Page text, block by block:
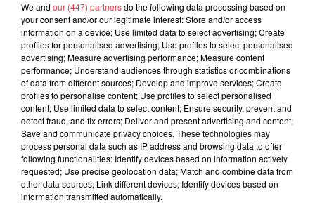
We and our (447) partnersdo the following data processing based on
your consent and/or our legitimate interest: Store and/or access
information on a device; Use limited data to select advertising; Create
profiles for personalised advertising; Use profiles to select personalised
advertising; Measure advertising performance; Measure content
performance; Understand audiences through statistics or combinations
of data from different sources; Develop and improve services; Create
profiles to personalise content; Use profiles to select personalised
content; Use limited data to select content; Ensure security, prevent and
detect fraud, and fix errors; Deliver and present advertising and content;
Save and communicate privacy choices. These technologies may
process personal data such as IP address and browsing data to offer
following functionalities: Identify devices based on information actively
requested; Use precise geolocation data; Match and combine data from
other data sources; Link different devices; Identify devices based on
information transmitted automatically.